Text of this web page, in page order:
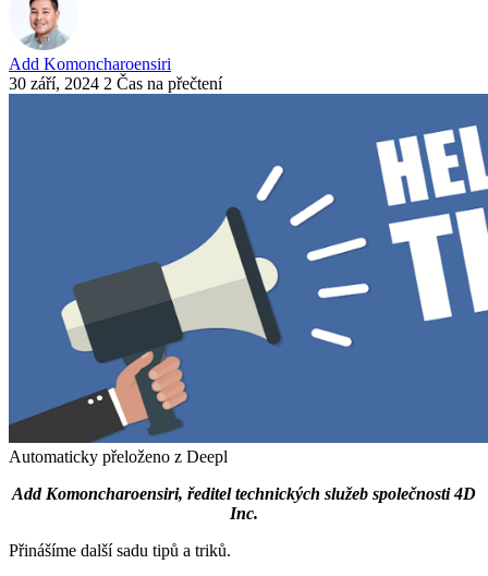
Add Komoncharoensiri
30 září, 2024 2 Čas na přečtení
Automaticky přeloženo z Deepl
Add Komoncharoensiri, ředitel technických služeb společnosti 4D
Inc.
Přinášíme další sadu tipů a triků.